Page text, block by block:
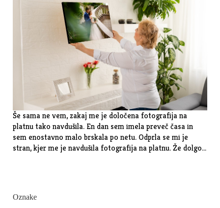
Še sama ne vem, zakaj me je določena fotografija na
platnu tako navdušila. En dan sem imela preveč časa in
sem enostavno malo brskala po netu. Odprla se mi je
stran, kjer me je navdušila fotografija na platnu. Že dolgo…
Oznake